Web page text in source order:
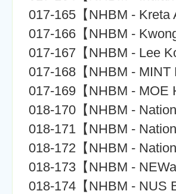
017-165【NHBM - Kreta
017-166【NHBM -
017-167【NHBM - Lee
017-168【NHBM - MINT
017-169【NHBM - MOE
018-170【NHBM -
018-171【NHBM -
018-172【NHBM -
018-173【NHBM -
018-174【NHBM - NUS